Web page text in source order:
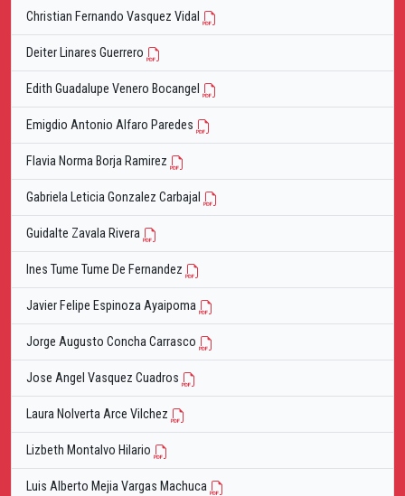
Christian Fernando Vasquez Vidal
Deiter Linares Guerrero
Edith Guadalupe Venero Bocangel
Emigdio Antonio Alfaro Paredes
Flavia Norma Borja Ramirez
Gabriela Leticia Gonzalez Carbajal
Guidalte Zavala Rivera
Ines Tume Tume De Fernandez
Javier Felipe Espinoza Ayaipoma
Jorge Augusto Concha Carrasco
Jose Angel Vasquez Cuadros
Laura Nolverta Arce Vilchez
Lizbeth Montalvo Hilario
Luis Alberto Mejia Vargas Machuca